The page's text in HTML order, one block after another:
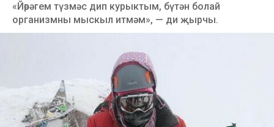
«Йөрәгем түзмәс дип курыктым, бүтән болай
организмны мыскыл итмәм», — ди җырчы.